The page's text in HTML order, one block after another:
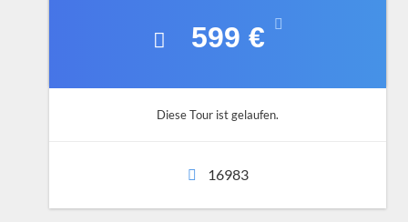
599 €
Diese Tour ist gelaufen.
16983